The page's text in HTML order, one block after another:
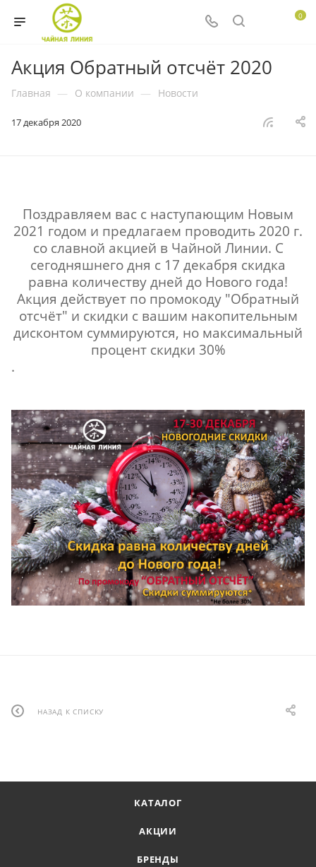
0
Акция Обратный отсчёт 2020
Главная — О компании — Новости
17 декабря 2020
Поздравляем вас с наступающим Новым
2021 годом и предлагаем проводить 2020 г.
со славной акцией в Чайной Линии. С
сегодняшнего дня с 17 декабря скидка
равна количеству дней до Нового года!
Акция действует по промокоду "Обратный
отсчёт" и скидки с вашим накопительным
дисконтом суммируются, но максимальный
процент скидки 30%
.
НАЗАД К СПИСКУ
КАТАЛОГ
АКЦИИ
БРЕНДЫ